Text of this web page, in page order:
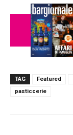
TAG Featured
pasticcerie